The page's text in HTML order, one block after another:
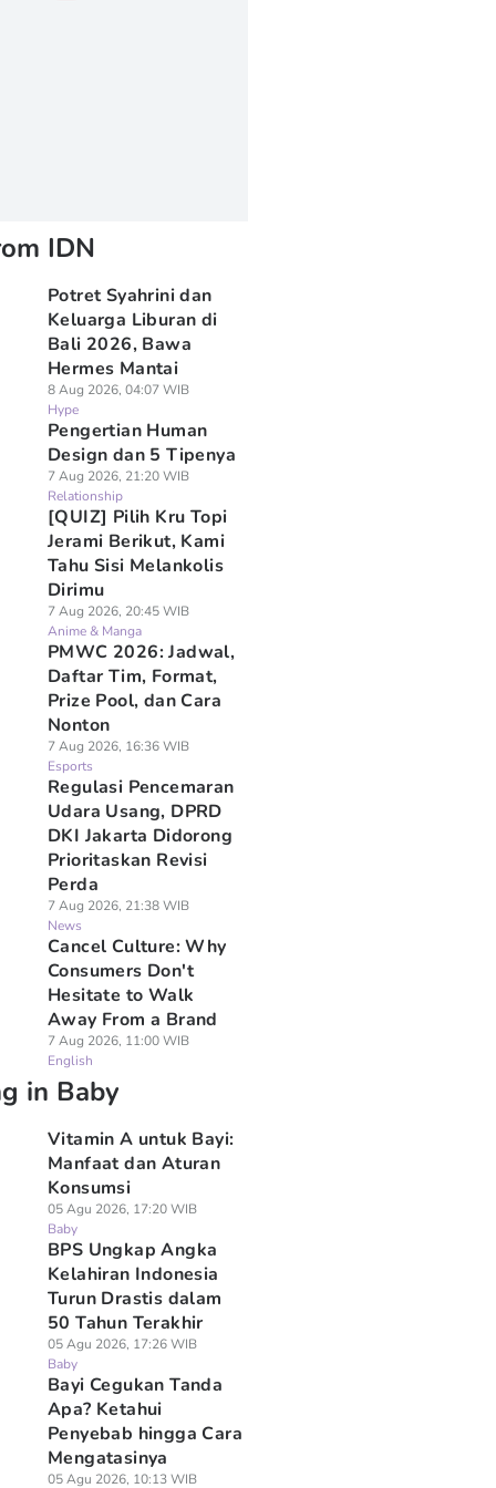
IDN
Potret Syahrini dan
Keluarga Liburan di
Bali 2026, Bawa
Hermes Mantai
8 Aug 2026, 04:07 WIB
Hype
Pengertian Human
Design dan 5 Tipenya
7 Aug 2026, 21:20 WIB
Relationship
[QUIZ] Pilih Kru Topi
Jerami Berikut, Kami
Tahu Sisi Melankolis
Dirimu
7 Aug 2026, 20:45 WIB
Anime & Manga
PMWC 2026: Jadwal,
Daftar Tim, Format,
Prize Pool, dan Cara
Nonton
7 Aug 2026, 16:36 WIB
Esports
Regulasi Pencemaran
Udara Usang, DPRD
DKI Jakarta Didorong
Prioritaskan Revisi
Perda
7 Aug 2026, 21:38 WIB
News
Cancel Culture: Why
Consumers Don't
Hesitate to Walk
Away From a Brand
7 Aug 2026, 11:00 WIB
English
in Baby
Vitamin A untuk Bayi:
Manfaat dan Aturan
Konsumsi
05 Agu 2026, 17:20 WIB
Baby
BPS Ungkap Angka
Kelahiran Indonesia
Turun Drastis dalam
50 Tahun Terakhir
05 Agu 2026, 17:26 WIB
Baby
Bayi Cegukan Tanda
Apa? Ketahui
Penyebab hingga Cara
Mengatasinya
05 Agu 2026, 10:13 WIB